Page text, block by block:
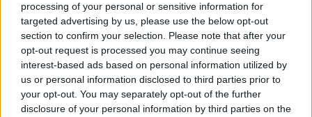
processing of your personal or sensitive information for
targeted advertising by us, please use the below opt-out
section to confirm your selection. Please note that after your
opt-out request is processed you may continue seeing
interest-based ads based on personal information utilized by
us or personal information disclosed to third parties prior to
your opt-out. You may separately opt-out of the further
disclosure of your personal information by third parties on the